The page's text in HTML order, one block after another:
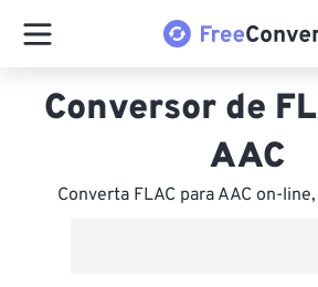
Conversor de
AAC
Converta FLAC para AAC on-